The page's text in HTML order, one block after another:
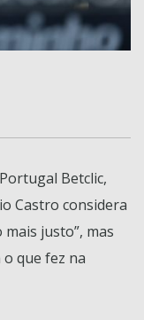
Betclic,
Castro considera
justo”, mas
que fez na